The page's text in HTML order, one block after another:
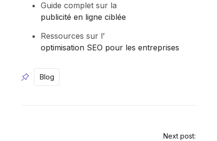
Guide complet sur la
publicité en ligne ciblée
Ressources sur l’
optimisation SEO pour les entreprises
Blog
Next post: